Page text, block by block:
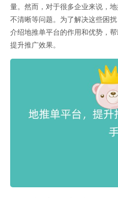
量。然而，对于很多企业来说，
不清晰等问题。为了解决这些困
介绍地推单平台的作用和优势，
提升推广效果。